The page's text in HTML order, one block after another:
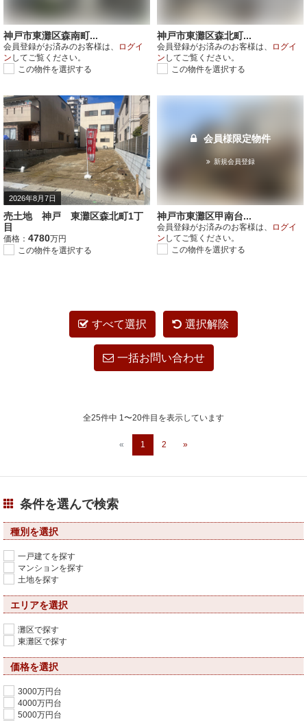
神戸市東灘区森南町...
会員登録がお済みのお客様は、
ログイ
ン してご覧ください。
この物件を選択する
神戸市東灘区森北町...
会員登録がお済みのお客様は、
ログイ
ン してご覧ください。
この物件を選択する
2026年8月7日
売土地 神戸 東灘区森北町1丁
目
価格： 4780万円
この物件を選択する
会員様限定物件
新規会員登録
神戸市東灘区甲南台...
会員登録がお済みのお客様は、
ログイ
ン してご覧ください。
この物件を選択する
すべて選択 選択解除
一括お問い合わせ
全25件中 1〜20件目を表示しています
« 1 2 »
条件を選んで検索
種別を選択
一戸建てを探す
マンションを探す
土地を探す
エリアを選択
灘区で探す
東灘区で探す
価格を選択
3000万円台
4000万円台
5000万円台